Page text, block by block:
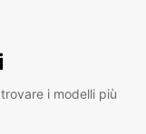
i modelli più